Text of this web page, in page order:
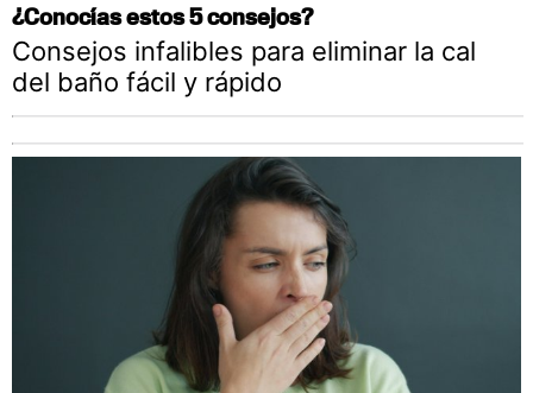
¿Conocías estos 5 consejos?
Consejos infalibles para eliminar la cal
del baño fácil y rápido